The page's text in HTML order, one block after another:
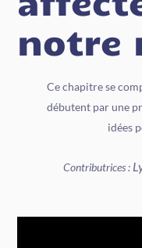
notre
Ce chapitre se
débutent par une
idées
Contributrices :